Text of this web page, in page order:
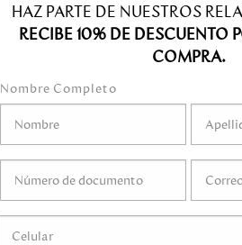
HAZ PARTE DE NUESTROS
RECIBE 10% DE DESCUENTO
COMPRA.
Nombre Completo